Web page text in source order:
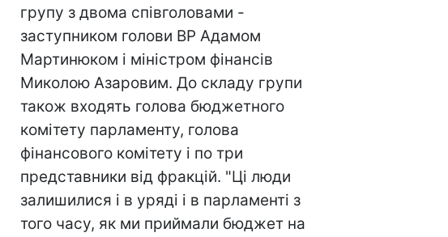
групу з двома співголовами -
заступником голови ВР Адамом
Мартинюком і міністром фінансів
Миколою Азаровим. До складу групи
також входять голова бюджетного
комітету парламенту, голова
фінансового комітету і по три
представники від фракцій. "Ці люди
залишилися і в уряді і в парламенті з
того часу, як ми приймали бюджет на